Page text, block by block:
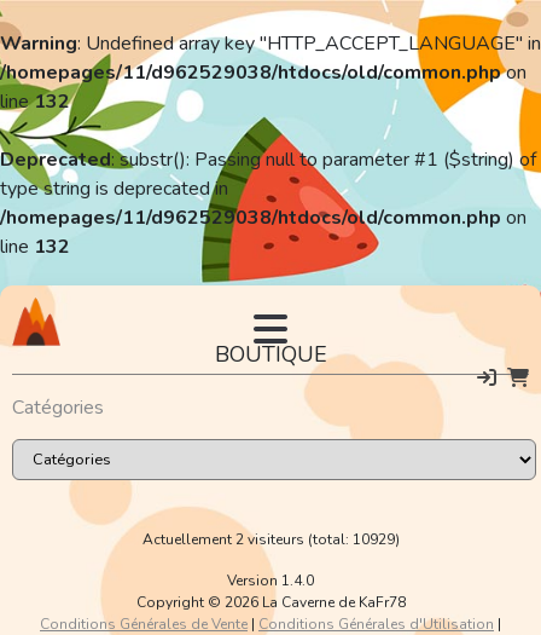
Warning: Undefined array key "HTTP_ACCEPT_LANGUAGE" in
/homepages/11/d962529038/htdocs/old/common.phpon
line132
Deprecated: substr(): Passing null to parameter #1 ($string) of
type string is deprecated in
/homepages/11/d962529038/htdocs/old/common.php on
line 132
BOUTIQUE
Catégories
Actuellement 2 visiteurs (total: 10929)
Version 1.4.0
Copyright © 2026 La Caverne de KaFr78
Conditions Générales de Vente | Conditions Générales d'Utilisation |